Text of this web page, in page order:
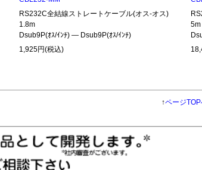
RS232C全結線ストレートケーブル(オス-オス)
1.8m
Dsub9P(ｵｽ/ｲﾝﾁ) ― Dsub9P(ｵｽ/ｲﾝﾁ)
1,925円(税込)
5m
↑ページ